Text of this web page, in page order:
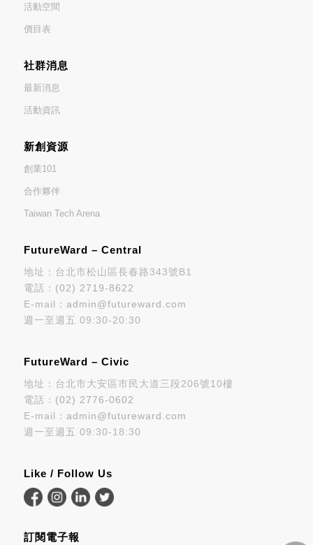
活動空間
價目表
社群消息
最新消息
活動資訊
新創資源
創業101
合作夥伴
Taiwan Tech Arena
FutureWard – Central
地址：台北市松山區長春路343號B1
電話： (02) 2719-8622
E-mail： admin@futureward.com
週一至週五 09:30-20:30
FutureWard – Civic
地址：台北市大安區市民大道三段206號10樓
電話： (02) 2776-0602
E-mail： admin@futureward.com
週一至週五 09:30-18:30
Like / Follow Us
訂閱電子報